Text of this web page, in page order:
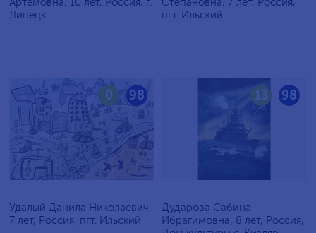
Липецк
пгт. Ильский
98
0
Удалый Данила Николаевич,
7 лет, Россия, пгт. Ильский
98
13
Дударова Сабина
Ибрагимовна, 8 лет, Россия,